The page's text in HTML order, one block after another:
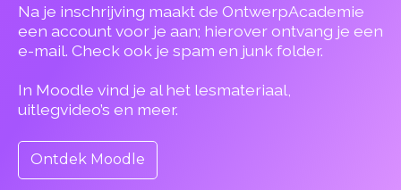
Na je inschrijving maakt de OntwerpAcademie
een account voor je aan; hierover ontvang je een
e-mail. Check ook je spam en junk folder.
In Moodle vind je al het lesmateriaal,
uitlegvideo’s en meer.
Ontdek Moodle